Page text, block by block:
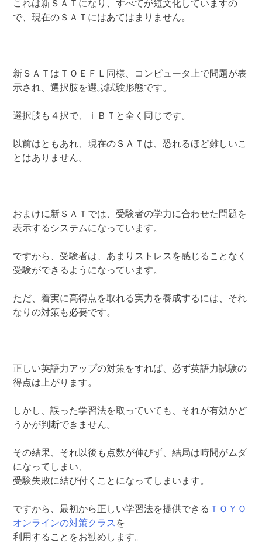
これは新ＳＡＴになり、すべてが短文化していますの
で、現在のＳＡＴにはあてはまりません。
新ＳＡＴはＴＯＥＦＬ同様、コンピュータ上で問題が表
示され、選択肢を選ぶ試験形態です。
選択肢も４択で、ｉＢＴと全く同じです。
以前はともあれ、現在のＳＡＴは、恐れるほど難しいこ
とはありません。
おまけに新ＳＡＴでは、受験者の学力に合わせた問題を
表示するシステムになっています。
ですから、受験者は、あまりストレスを感じることなく
受験ができるようになっています。
ただ、着実に高得点を取れる実力を養成するには、それ
なりの対策も必要です。
正しい英語力アップの対策をすれば、必ず英語力試験の
得点は上がります。
しかし、誤った学習法を取っていても、それが有効かど
うかが判断できません。
その結果、それ以後も点数が伸びず、結局は時間がムダ
になってしまい、
受験失敗に結び付くことになってしまいます。
ですから、最初から正しい学習法を提供できる ＴＯＹＯ
オンラインの対策クラス を
利用することをお勧めします。